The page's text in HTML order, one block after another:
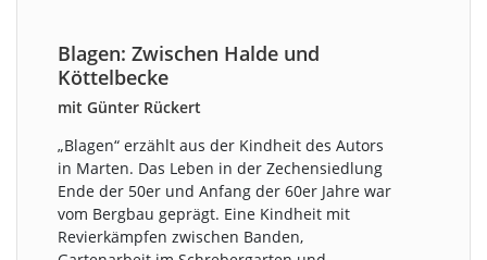
Blagen: Zwischen Halde und
Köttelbecke
mit Günter Rückert
„Blagen“ erzählt aus der Kindheit des Autors
in Marten. Das Leben in der Zechensiedlung
Ende der 50er und Anfang der 60er Jahre war
vom Bergbau geprägt. Eine Kindheit mit
Revierkämpfen zwischen Banden,